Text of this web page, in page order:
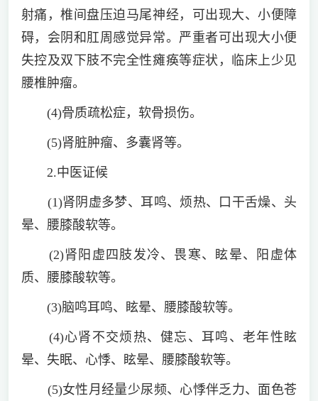
射痛，椎间盘压迫马尾神经，可出现大、小便障
碍，会阴和肛周感觉异常。严重者可出现大小便
失控及双下肢不完全性瘫痪等症状，临床上少见
腰椎肿瘤。
(4)骨质疏松症，软骨损伤。
(5)肾脏肿瘤、多囊肾等。
2.中医证候
(1)肾阴虚多梦、耳鸣、烦热、口干舌燥、头
晕、腰膝酸软等。
(2)肾阳虚四肢发冷、畏寒、眩晕、阳虚体
质、腰膝酸软等。
(3)脑鸣耳鸣、眩晕、腰膝酸软等。
(4)心肾不交烦热、健忘、耳鸣、老年性眩
晕、失眠、心悸、眩晕、腰膝酸软等。
(5)女性月经量少尿频、心悸伴乏力、面色苍